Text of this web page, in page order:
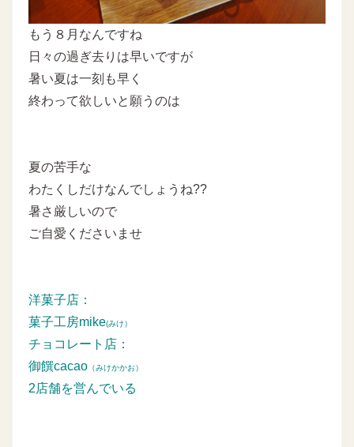
もう８月なんですね
日々の過ぎ去りは早いですが
暑い夏は一刻も早く
終わって欲しいと願うのは
夏の苦手な
わたくしだけなんでしょうね??
暑さ厳しいので
ご自愛くださいませ
洋菓子店：
菓子工房mike(みけ）
チョコレート店：
御饌cacao （みけかかお）
2店舗を営んでいる